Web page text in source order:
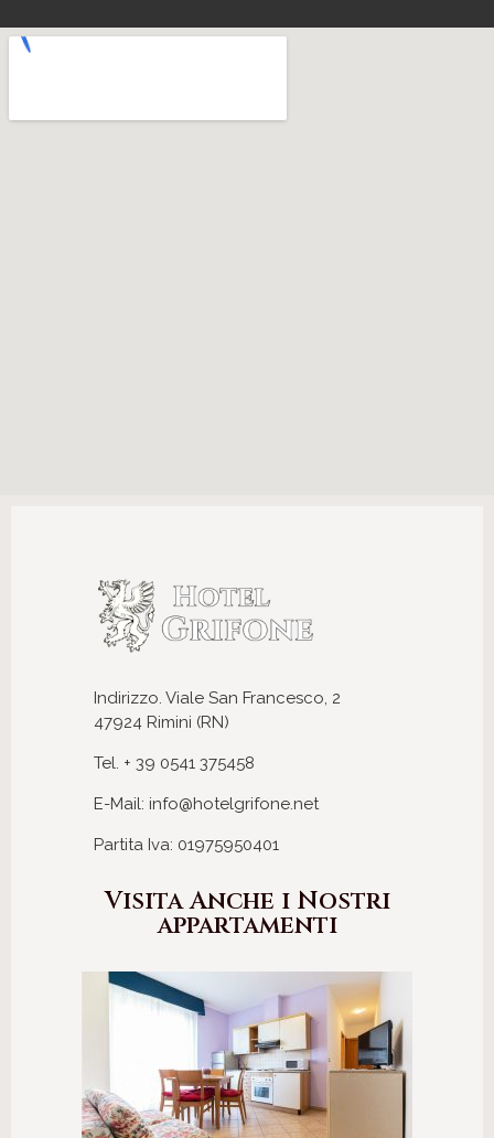
Indirizzo. Viale San Francesco, 2
47924 Rimini (RN)
Tel. + 39 0541 375458
E-Mail: info@hotelgrifone.net
Partita Iva: 01975950401
Visita Anche i Nostri
appartamenti